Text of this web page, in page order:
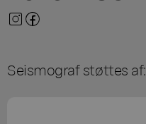
Seismograf støttes af: